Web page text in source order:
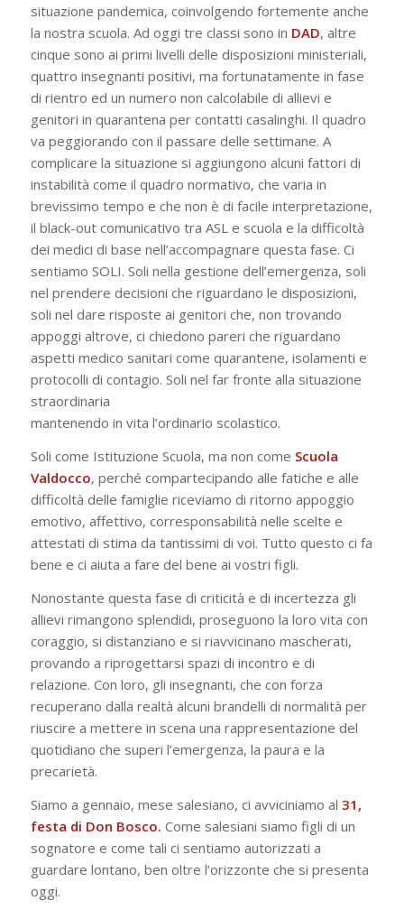
situazione pandemica, coinvolgendo fortemente anche
la nostra scuola. Ad oggi tre classi sono in DAD, altre
cinque sono ai primi livelli delle disposizioni ministeriali,
quattro insegnanti positivi, ma fortunatamente in fase
di rientro ed un numero non calcolabile di allievi e
genitori in quarantena per contatti casalinghi. Il quadro
va peggiorando con il passare delle settimane. A
complicare la situazione si aggiungono alcuni fattori di
instabilità come il quadro normativo, che varia in
brevissimo tempo e che non è di facile interpretazione,
il black-out comunicativo tra ASL e scuola e la difficoltà
dei medici di base nell’accompagnare questa fase. Ci
sentiamo SOLI. Soli nella gestione dell’emergenza, soli
nel prendere decisioni che riguardano le disposizioni,
soli nel dare risposte ai genitori che, non trovando
appoggi altrove, ci chiedono pareri che riguardano
aspetti medico sanitari come quarantene, isolamenti e
protocolli di contagio. Soli nel far fronte alla situazione
straordinaria
mantenendo in vita l’ordinario scolastico.
Soli come Istituzione Scuola, ma non come Scuola
Valdocco, perché compartecipando alle fatiche e alle
difficoltà delle famiglie riceviamo di ritorno appoggio
emotivo, affettivo, corresponsabilità nelle scelte e
attestati di stima da tantissimi di voi. Tutto questo ci fa
bene e ci aiuta a fare del bene ai vostri figli.
Nonostante questa fase di criticità e di incertezza gli
allievi rimangono splendidi, proseguono la loro vita con
coraggio, si distanziano e si riavvicinano mascherati,
provando a riprogettarsi spazi di incontro e di
relazione. Con loro, gli insegnanti, che con forza
recuperano dalla realtà alcuni brandelli di normalità per
riuscire a mettere in scena una rappresentazione del
quotidiano che superi l’emergenza, la paura e la
precarietà.
Siamo a gennaio, mese salesiano, ci avviciniamo al 31,
festa di Don Bosco. Come salesiani siamo figli di un
sognatore e come tali ci sentiamo autorizzati a
guardare lontano, ben oltre l’orizzonte che si presenta
oggi.